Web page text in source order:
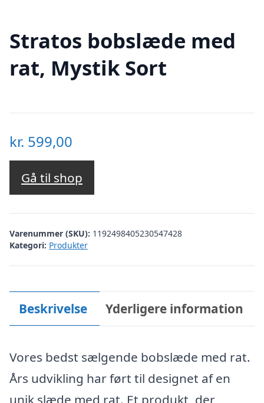
Stratos bobslæde med
rat, Mystik Sort
kr. 599,00
Gå til shop
Varenummer (SKU): 1192498405230547428
Kategori: Produkter
Beskrivelse Yderligere information
Vores bedst sælgende bobslæde med rat.
Års udvikling har ført til designet af en
unik slæde med rat. Et produkt, der